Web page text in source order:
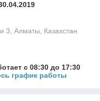
3, Алматы, Казахстан
с 08:30 до 17:30
график работы